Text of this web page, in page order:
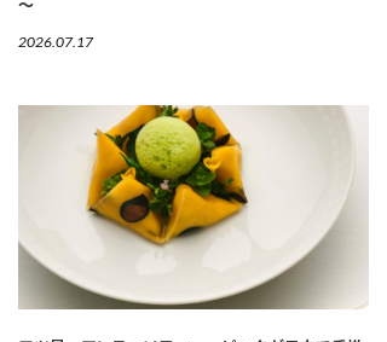
～
2026.07.17